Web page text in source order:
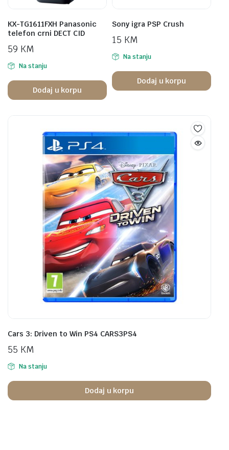
KX-TG1611FXH Panasonic
telefon crni DECT CID
59 KM
Na stanju
Dodaj u korpu
Sony igra PSP Crush
15 KM
Na stanju
Dodaj u korpu
Cars 3: Driven to Win PS4 CARS3PS4
55 KM
Na stanju
Dodaj u korpu